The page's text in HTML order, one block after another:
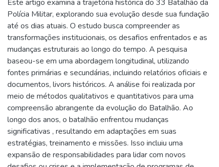
Este artigo examina a trajetória histórica do 33 Batalhão da
Polícia Militar, explorando sua evolução desde sua fundação
até os dias atuais. O estudo busca compreender as
transformações institucionais, os desafios enfrentados e as
mudanças estruturais ao longo do tempo. A pesquisa
baseou-se em uma abordagem longitudinal, utilizando
fontes primárias e secundárias, incluindo relatórios oficiais e
documentos, livors históricos. A análise foi realizada por
meio de métodos qualitativos e quantitativos para uma
compreensão abrangente da evolução do Batalhão. Ao
longo dos anos, o batalhão enfrentou mudanças
significativas , resultando em adaptações em suas
estratégias, treinamento e missões. Isso incluiu uma
expansão de responsabilidades para lidar com novos